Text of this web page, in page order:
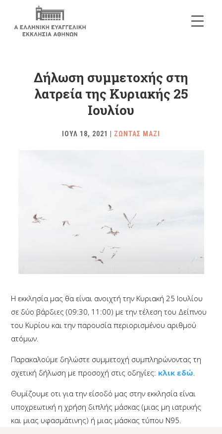
Δήλωση συμμετοχής στη
λατρεία της Κυριακής 25
Ιουλίου
ΙΟΥΛ 18, 2021 ΖΩΝΤΑΣ ΜΑΖΙ
Η εκκλησία μας θα είναι ανοιχτή την Κυριακή 25 Ιουλίου
σε δύο βάρδιες (09:30, 11:00) με την τέλεση του Δείπνου
του Κυρίου και την παρουσία περιορισμένου αριθμού
ατόμων.
Παρακαλούμε δηλώστε συμμετοχή συμπληρώνοντας τη
σχετική δήλωση με προσοχή στις οδηγίες: κλικ εδώ.
Θυμίζουμε οτι για την είσοδό μας στην εκκλησία είναι
υποχρεωτική η χρήση διπλής μάσκας (μιας μη ιατρικής
και μιας υφασμάτινης) ή μιας μάσκας τύπου N95.